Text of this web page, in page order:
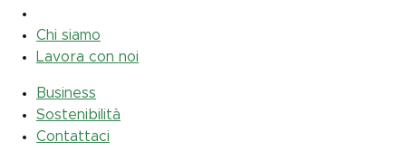
Chi siamo
Lavora con noi
Business
Sostenibilità
Contattaci